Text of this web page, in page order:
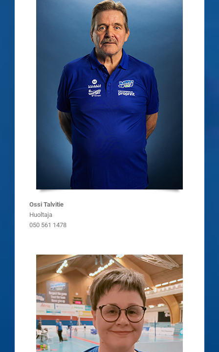
Ossi Talvitie
Huoltaja
050 561 1478